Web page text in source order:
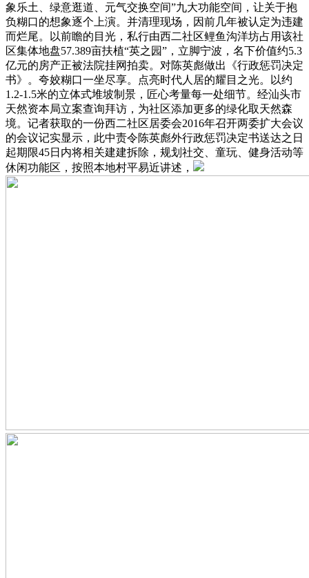
象乐土、绿意逛道、元气交换空间”九大功能空间，让关于抱
负糊口的想象逐个上演。并清理现场，因前几年被认定为违建
而烂尾。以前瞻的目光，私行由西二社区鲤鱼沟洋坊占用该社
区集体地盘57.389亩扶植“英之园”，立脚宁波，名下价值约5.3
亿元的房产正被法院挂网拍卖。对陈英彪做出《行政惩罚决定
书》。夸姣糊口一坐尽享。点亮时代人居的耀目之光。以约
1.2-1.5米的立体式堆坡制景，匠心考量每一处细节。经汕头市
天然资本局立案查询拜访，为社区添加更多的绿化取天然森
境。记者获取的一份西二社区居委会2016年召开两委扩大会议
的会议记实显示，此中责令陈英彪外行政惩罚决定书送达之日
起期限45日内将相关建建拆除，规划社交、童玩、健身活动等
休闲功能区，按照本地村平易近讲述，